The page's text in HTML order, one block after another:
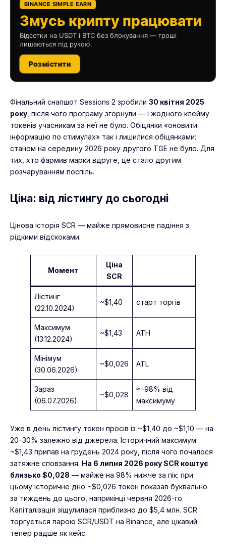
BINANCE SIMPLE EARN
Змусь крипту працювати
Відсотки на USDT і BTC без блокування — гроші
лишаються під рукою.
Розмістити
Фінальний снапшот Sessions 2 зробили 30 квітня 2025
року , після чого програму згорнули — і жодного клейму
токенів учасникам за неї не було. Обіцянки «оновити
інформацію по стимулах» так і лишилися обіцянками:
станом на середину 2026 року другого TGE не було. Для
тих, хто фармив марки вдруге, це стало другим
розчаруванням поспіль.
Ціна: від лістингу до сьогодні
Цінова історія SCR — майже прямовисне падіння з
рідкими відскоками.
Момент
Ціна
SCR
Лістинг
(22.10.2024)
~$1,40 старт торгів
Максимум
(13.12.2024)
~$1,43 ATH
Мінімум
(30.06.2026)
~$0,026 ATL
Зараз
(06.07.2026)
~$0,028
≈−98% від
максимуму
Уже в день лістингу токен просів із ~$1,40 до ~$1,10 — на
20–30% залежно від джерела. Історичний максимум
~$1,43 припав на грудень 2024 року, після чого почалося
затяжне сповзання. На 6 липня 2026 року SCR коштує
близько $0,028 — майже на 98% нижче за пік; при
цьому історичне дно ~$0,026 токен показав буквально
за тиждень до цього, наприкінці червня 2026-го.
Капіталізація зіщулилася приблизно до $5,4 млн. SCR
торгується парою SCR/USDT на Binance, але цікавий
тепер радше як кейс.